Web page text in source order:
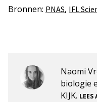
Bronnen: PNAS, IFL
Naomi
biologie
KIJK. LEES